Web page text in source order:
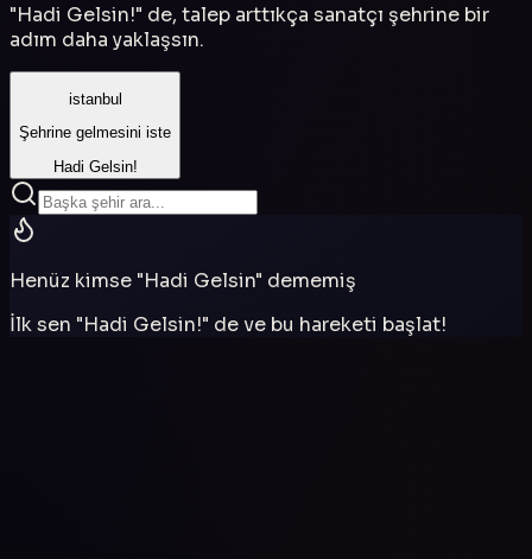
"Hadi Gelsin!" de, talep arttıkça sanatçı şehrine bir
adım daha yaklaşsın.
istanbul
Şehrine gelmesini iste
Hadi Gelsin!
Henüz kimse "Hadi Gelsin" dememiş
İlk sen "Hadi Gelsin!" de ve bu hareketi başlat!